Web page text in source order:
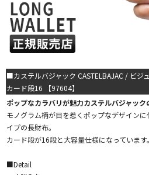
■カステルバジャック CASTELBAJAC / ビ
カード段16 【97604】
ポップなカラバリが魅力カステルバジャック
モノグラム柄が目を惹くポップなデザインに
イプの長財布。
カード段が16段と大容量仕様になっています。
■Detail